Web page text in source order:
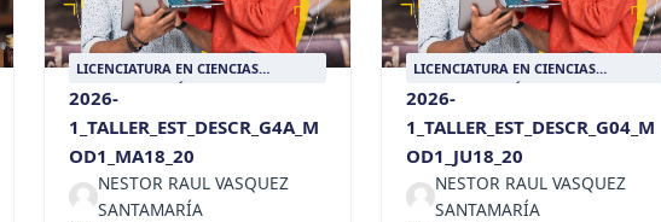
LICENCIATURA EN CIENCIAS
SOCIALES CON ÉNFASIS EN HISTORIA
2026-
1_TALLER_EST_DESCR_G4A_M
OD1_MA18_20
NESTOR RAUL VASQUEZ
SANTAMARÍA
LICENCIATURA EN CIENCIAS
SOCIALES CON ÉNFASIS EN HISTORIA
2026-
1_TALLER_EST_DESCR_G04_M
OD1_JU18_20
NESTOR RAUL VASQUEZ
SANTAMARÍA